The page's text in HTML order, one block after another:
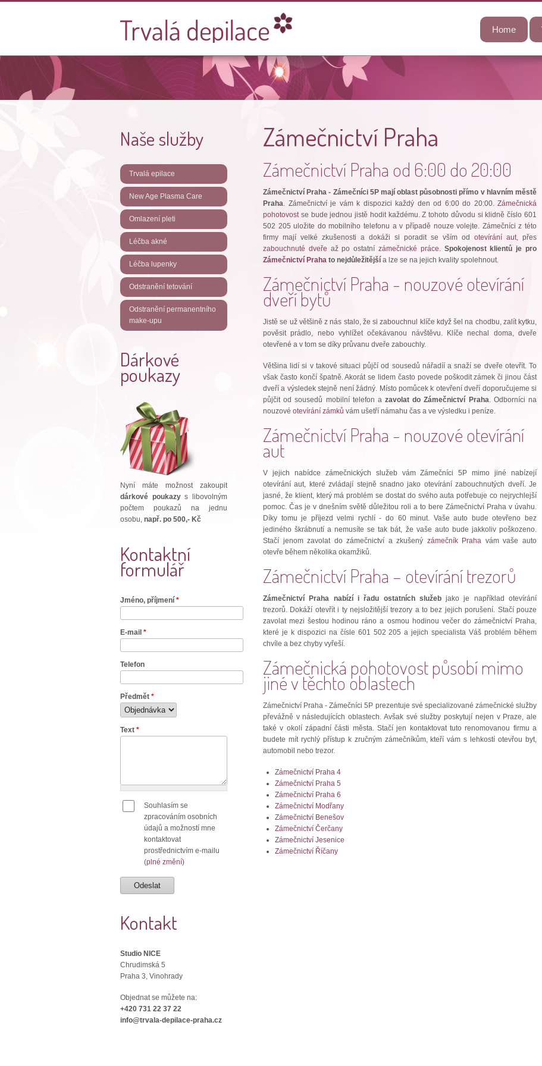
Home
Zámečnictví Praha
Zámečnictví Praha od 6:00 do 20:00
Zámečnictví Praha - Zámečníci 5P mají oblast působnosti přímo v hlavním městě
Praha. Zámečnictví je vám k dispozici každý den od 6:00 do 20:00. Zámečnická
pohotovostse bude jednou jistě hodit každému. Z tohoto důvodu si klidně číslo 601
502 205 uložite do mobilního telefonu a v případě nouze volejte. Zámečníci z této
firmy mají velké zkušenosti a dokáži si poradit se vším od otevírání aut, přes
zabouchnuté dveře až po ostatnízámečnické práce. Spokojenost klientů je pro
Zámečnictví Praha to nejdůležitější a lze se na jejich kvality spolehnout.
Zámečnictví Praha - nouzovéotevírání
dveříbytů
Jistě se už většině z nás stalo, že si zabouchnul klíče když šel na chodbu, zalít kytku,
pověsit prádlo, nebo vyhlížet očekávanou návštěvu. Klíče nechal doma, dveře
otevřené a v tom se díky průvanu dveře zabouchly.
Většina lidí si v takové situaci půjčí od sousedů nářadíí a snaží se dveře otevřít. To
však často končí špatně. Akorát se lidem často povede poškodit zámek či jinou část
dveří a výsledek stejně není žádný. Místo pomůcek k otevření dveří doporučujeme si
půjčit od sousedů mobilní telefon azavolat do Zámečnictví Praha. Odborníci na
nouzové otevírání zámků vám ušetří námahu čas a ve výsledku i peníze.
Zámečnictví Praha - nouzové otevírání
aut
V jejich nabídce zámečnických služeb vám Zámečníci 5P mimo jiné nabízejí
otevírání aut, které zvládají stejně snadno jako otevírání zabouchnutých dveří. Je
jasné, že klient, který má problém se dostat do svého auta potřebuje co nejrychlejší
pomoc. Čas je v dnešním světě důležitou roli a to bere Zámečnictví Praha v úvahu.
Díky tomu je příjezd velmi rychlí - do 60 minut. Vaše auto bude otevřeno bez
jediného škrábnutí a nemusíte se tak bát, že vaše auto bude jakkoliv poškozeno.
Stačí jenom zavolat do zámečnictví a zkušený zámečník Praha vám vaše auto
otevře během několika okamžiků.
Zámečnictví Praha – otevírání trezorů
Zámečnictví Praha nabízí i řadu ostatních služebjako je například otevírání
trezorů. Dokáží otevřít i ty nejsložitější trezory a to bez jejich porušení. Stačí pouze
zavolat mezi šestou hodinou ráno a osmou hodinou večer do zámečnictví Praha,
které je k dispozici na čísle 601 502 205 a jejich specialista Váš problém během
chvíle a bez chyby vyřeší.
Zámečnická pohotovost působí mimo
jiné v těchto oblastech
Zámečnictví Praha - Zámečníci 5P prezentuje své specializované zámečnické služby
převážně v následujících oblastech. Avšak své služby poskytují nejen v Praze, ale
také v okolí západní části města. Stačí jen kontaktovat tuto renomovanou firmu a
budete mít rychlý přístup k zručným zámečníkům, kteří vám s lehkostí otevřou byt,
automobil nebo trezor.
Zámečnictví Praha 4
Zámečnictví Praha 5
Zámečnictví Praha 6
Zámečnictví Modřany
Zámečnictví Benešov
Zámečnictví Čerčany
Zámečnictví Jesenice
Zámečnictví Říčany
Naše služby
Trvalá epilace
New Age Plasma Care
Omlazení pleti
Léčba akné
Léčba lupenky
Odstranění tetování
Odstranění permanentního
make-upu
Dárkové
poukazy
Nyní máte možnost zakoupit
dárkové poukazys libovolným
počtem poukazů na jednu
osobu, např. po 500,- Kč
Kontaktní
formulář
Jméno, příjmení *
E-mail *
Telefon
Předmět *
Text *
Souhlasím se
zpracováním osobních
údajů a možností mne
kontaktovat
prostřednictvím e-mailu
(plné změní)
Kontakt
Studio NICE
Chrudimská 5
Praha 3, Vinohrady
Objednat se můžete na:
+420 731 22 37 22
info@trvala-depilace-praha.cz